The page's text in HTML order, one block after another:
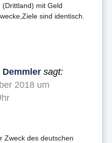
(Drittland) mit Geld
sind identisch.
Demmler sagt:
2018 um
Zweck des deutschen